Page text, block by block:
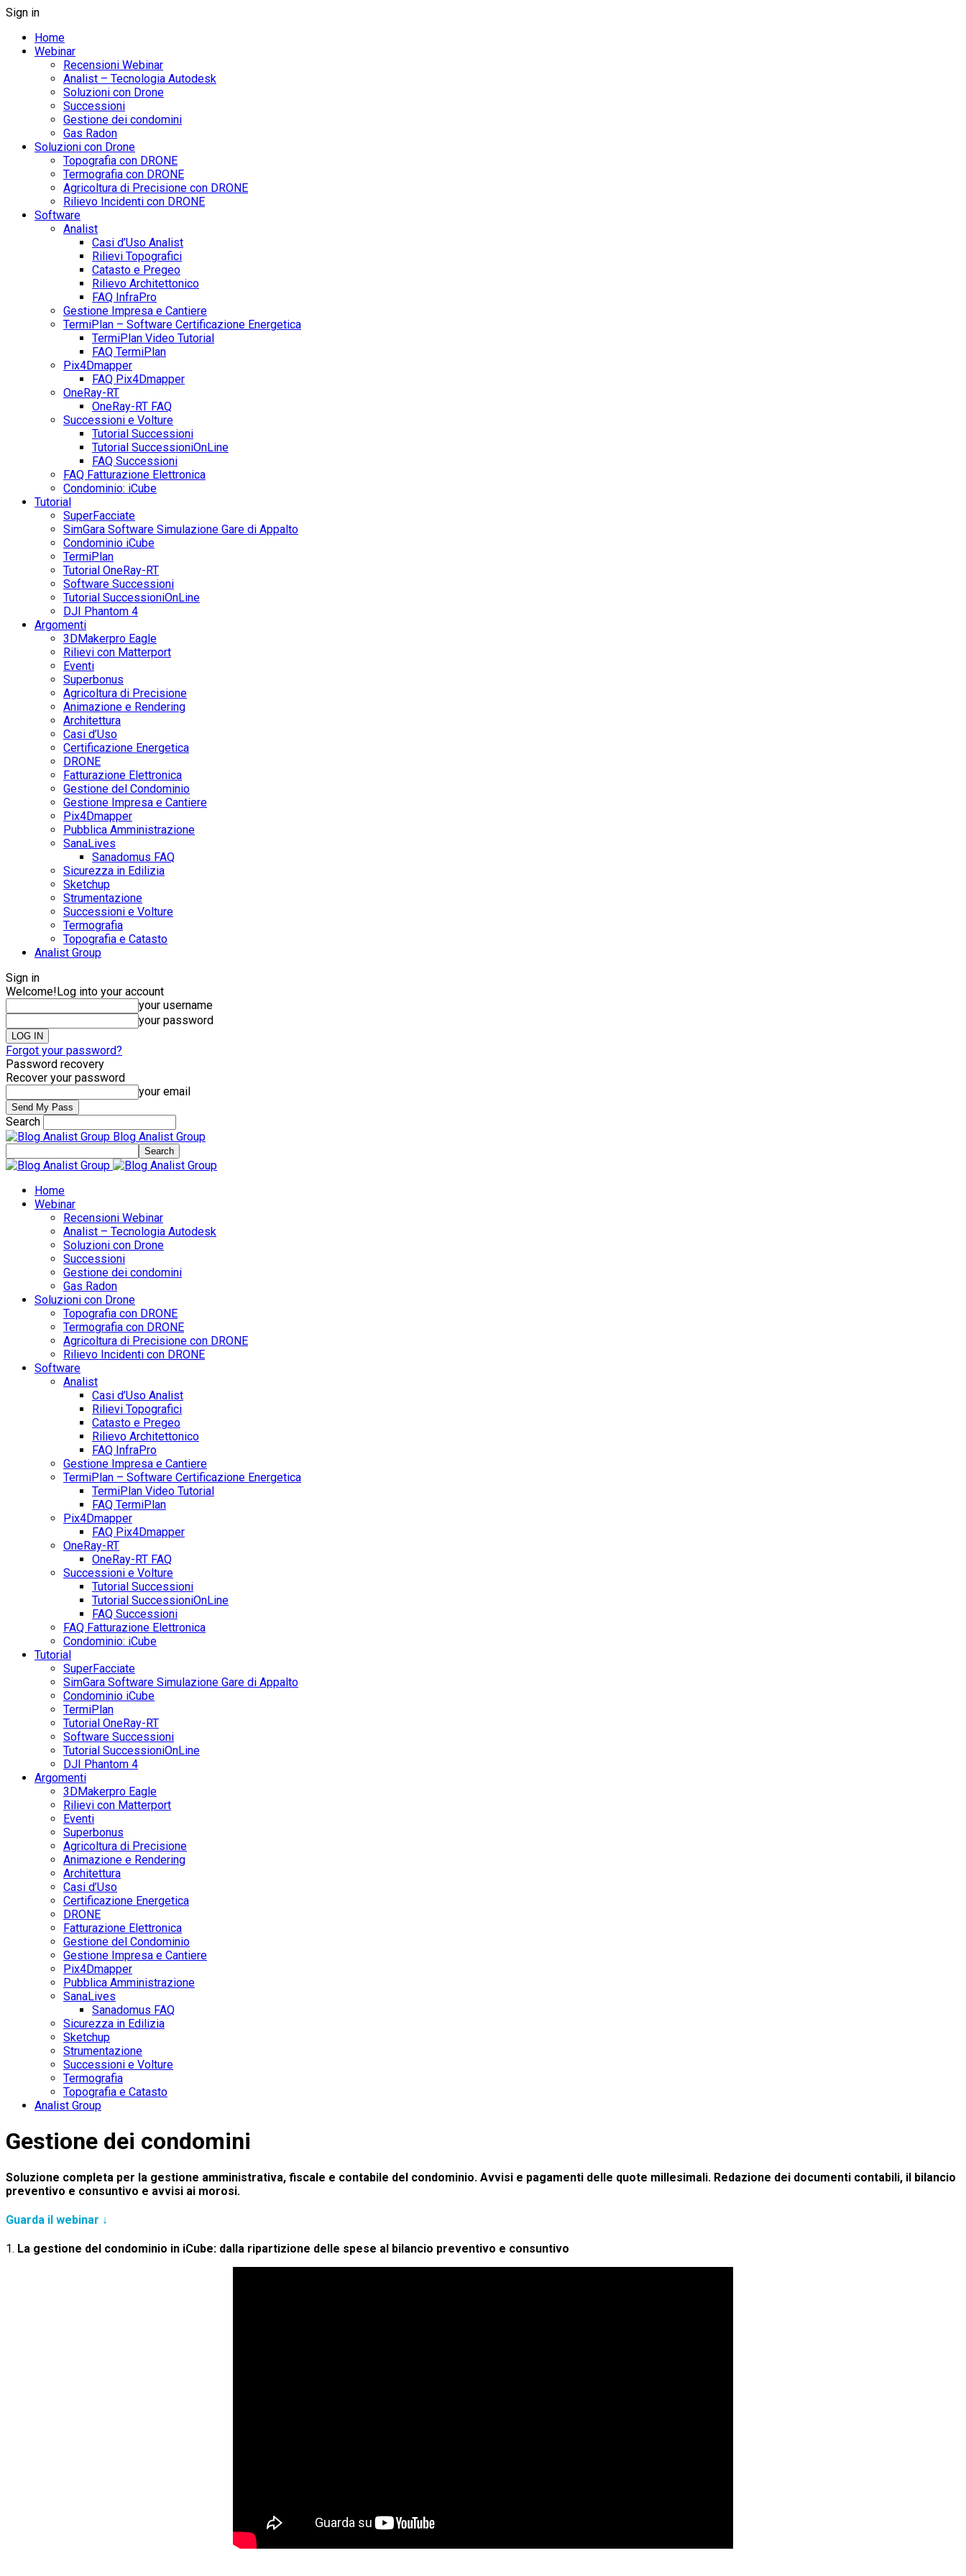
Sign in
Home
Webinar
Recensioni Webinar
Analist – Tecnologia Autodesk
Soluzioni con Drone
Successioni
Gestione dei condomini
Gas Radon
Soluzioni con Drone
Topografia con DRONE
Termografia con DRONE
Agricoltura di Precisione con DRONE
Rilievo Incidenti con DRONE
Software
Analist
Casi d’Uso Analist
Rilievi Topografici
Catasto e Pregeo
Rilievo Architettonico
FAQ InfraPro
Gestione Impresa e Cantiere
TermiPlan – Software Certificazione Energetica
TermiPlan Video Tutorial
FAQ TermiPlan
Pix4Dmapper
FAQ Pix4Dmapper
OneRay-RT
OneRay-RT FAQ
Successioni e Volture
Tutorial Successioni
Tutorial SuccessioniOnLine
FAQ Successioni
FAQ Fatturazione Elettronica
Condominio: iCube
Tutorial
SuperFacciate
SimGara Software Simulazione Gare di Appalto
Condominio iCube
TermiPlan
Tutorial OneRay-RT
Software Successioni
Tutorial SuccessioniOnLine
DJI Phantom 4
Argomenti
3DMakerpro Eagle
Rilievi con Matterport
Eventi
Superbonus
Agricoltura di Precisione
Animazione e Rendering
Architettura
Casi d’Uso
Certificazione Energetica
DRONE
Fatturazione Elettronica
Gestione del Condominio
Gestione Impresa e Cantiere
Pix4Dmapper
Pubblica Amministrazione
SanaLives
Sanadomus FAQ
Sicurezza in Edilizia
Sketchup
Strumentazione
Successioni e Volture
Termografia
Topografia e Catasto
Analist Group
Sign in
Welcome!Log into your account
your username
your password
Forgot your password?
Password recovery
Recover your password
your email
Search
Blog Analist Group
Home
Webinar
Recensioni Webinar
Analist – Tecnologia Autodesk
Soluzioni con Drone
Successioni
Gestione dei condomini
Gas Radon
Soluzioni con Drone
Topografia con DRONE
Termografia con DRONE
Agricoltura di Precisione con DRONE
Rilievo Incidenti con DRONE
Software
Analist
Casi d’Uso Analist
Rilievi Topografici
Catasto e Pregeo
Rilievo Architettonico
FAQ InfraPro
Gestione Impresa e Cantiere
TermiPlan – Software Certificazione Energetica
TermiPlan Video Tutorial
FAQ TermiPlan
Pix4Dmapper
FAQ Pix4Dmapper
OneRay-RT
OneRay-RT FAQ
Successioni e Volture
Tutorial Successioni
Tutorial SuccessioniOnLine
FAQ Successioni
FAQ Fatturazione Elettronica
Condominio: iCube
Tutorial
SuperFacciate
SimGara Software Simulazione Gare di Appalto
Condominio iCube
TermiPlan
Tutorial OneRay-RT
Software Successioni
Tutorial SuccessioniOnLine
DJI Phantom 4
Argomenti
3DMakerpro Eagle
Rilievi con Matterport
Eventi
Superbonus
Agricoltura di Precisione
Animazione e Rendering
Architettura
Casi d’Uso
Certificazione Energetica
DRONE
Fatturazione Elettronica
Gestione del Condominio
Gestione Impresa e Cantiere
Pix4Dmapper
Pubblica Amministrazione
SanaLives
Sanadomus FAQ
Sicurezza in Edilizia
Sketchup
Strumentazione
Successioni e Volture
Termografia
Topografia e Catasto
Analist Group
Gestione dei condomini
Soluzione completa per la gestione amministrativa, fiscale e contabile del condominio. Avvisi e pagamenti delle quote millesimali. Redazione dei documenti contabili, il bilancio
preventivo e consuntivo e avvisi ai morosi.
Guarda il webinar ↓
1. La gestione del condominio in iCube: dalla ripartizione delle spese al bilancio preventivo e consuntivo